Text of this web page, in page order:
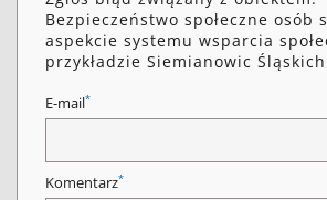
Bezpieczeństwo społeczne osób
aspekcie systemu wsparcia
przykładzie Siemianowic Śląskich
E-mail*
Komentarz*